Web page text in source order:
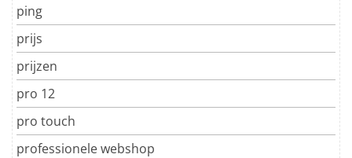
ping
prijs
prijzen
pro 12
pro touch
professionele webshop